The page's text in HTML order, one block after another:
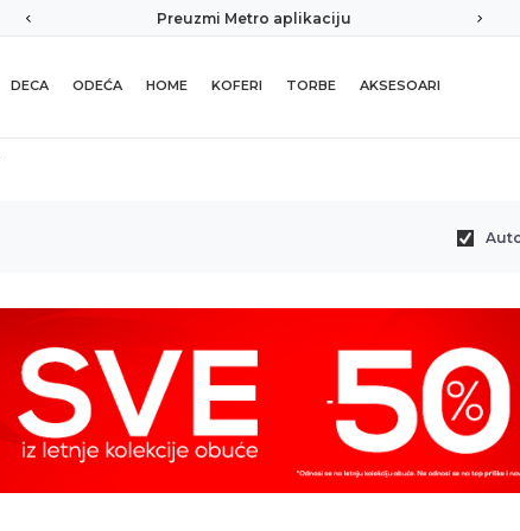
Preuzmi Metro aplikaciju
DECA ODEĆA HOME KOFERI TORBE AKSESOARI